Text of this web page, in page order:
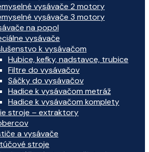
vysávače 2 motory
vysávače 3 motory
na popol
vysávače
k vysávačom
Hubice, kefky, nadstavce, trubice
Filtre do vysávačov
Sáčky do vysávačov
Hadice k vysávačom metráž
Hadice k vysávačom komplety
stroje – extraktory
a vysávače
stroje